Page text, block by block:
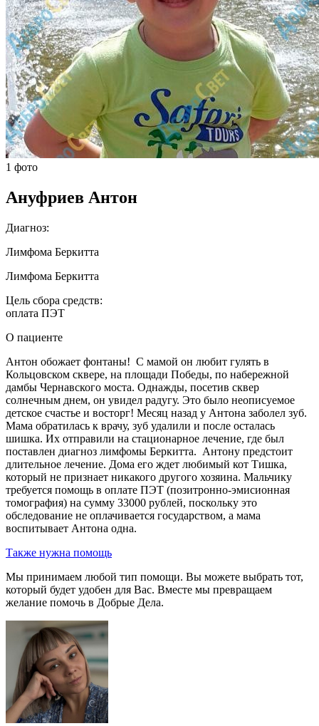
1 фото
Ануфриев Антон
Диагноз:
Лимфома Беркитта
Лимфома Беркитта
Цель сбора средств:
оплата ПЭТ
О пациенте
Антон обожает фонтаны! С мамой он любит гулять в
Кольцовском сквере, на площади Победы, по набережной
дамбы Чернавского моста. Однажды, посетив сквер
солнечным днем, он увидел радугу. Это было неописуемое
детское счастье и восторг! Месяц назад у Антона заболел зуб.
Мама обратилась к врачу, зуб удалили и после осталась
шишка. Их отправили на стационарное лечение, где был
поставлен диагноз лимфомы Беркитта. Антону предстоит
длительное лечение. Дома его ждет любимый кот Тишка,
который не признает никакого другого хозяина. Мальчику
требуется помощь в оплате ПЭТ (позитронно-эмисионная
томография) на сумму 33000 рублей, поскольку это
обследование не оплачивается государством, а мама
воспитывает Антона одна.
Также нужна помощь
Мы принимаем любой тип помощи. Вы можете выбрать тот,
который будет удобен для Вас. Вместе мы превращаем
желание помочь в Добрые Дела.